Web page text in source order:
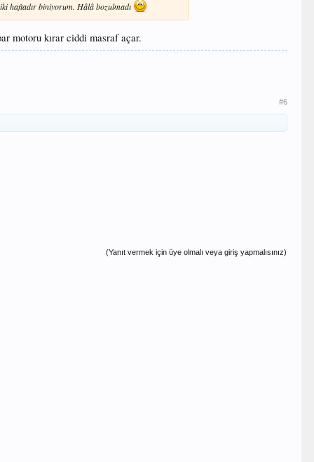
haftadır biniyorum. Hâlâ bozulmadı
motoru kırar ciddi masraf açar.
#6
(Yanıt vermek için üye olmalı veya giriş yapmalısınız)